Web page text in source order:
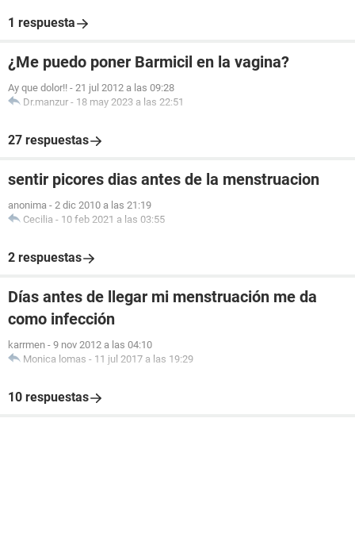
1 respuesta
¿Me puedo poner Barmicil en la vagina?
Ay que dolor!! - 21 jul 2012 a las 09:28
Dr.manzur - 18 may 2023 a las 22:51
27 respuestas
sentir picores dias antes de la menstruacion
anonima - 2 dic 2010 a las 21:19
Cecilia - 10 feb 2021 a las 03:55
2 respuestas
Días antes de llegar mi menstruación me da
como infección
karrmen - 9 nov 2012 a las 04:10
Monica lomas - 11 jul 2017 a las 19:29
10 respuestas